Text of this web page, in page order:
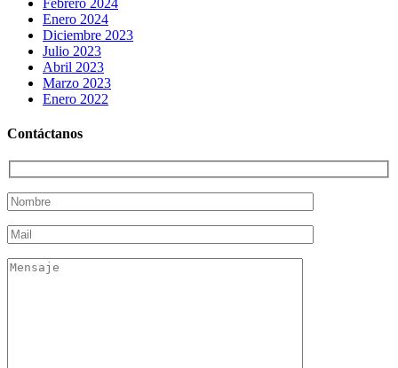
Enero 2024
Diciembre 2023
Julio 2023
Abril 2023
Marzo 2023
Enero 2022
Contáctanos